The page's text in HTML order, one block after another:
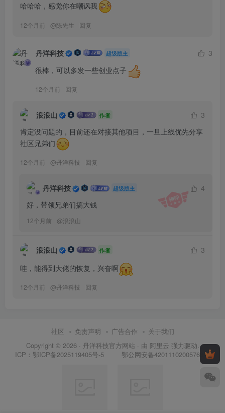
哈哈哈，感觉你在嘲讽我
12个月前 @陈先生 回复
丹洋科技 超级版主
3
很棒，可以多发一些创业点子
12个月前 回复
浪浪山 作者
3
肯定没问题的，目前还在对接其他项目，一旦上线优先分享
社区兄弟们
12个月前 @丹洋科技 回复
丹洋科技 超级版主
4
好，带领兄弟们搞大钱
12个月前 @浪浪山
浪浪山 作者
3
哇，能得到大佬的恢复，兴奋啊
12个月前 @丹洋科技 回复
社区 免责声明 广告合作
关于我们
Copyright © 2026 · 丹洋科技官方网站 · 由 阿里云 强力驱动.
ICP： 鄂ICP备2025119405号-5 鄂公网安备42011102005768号